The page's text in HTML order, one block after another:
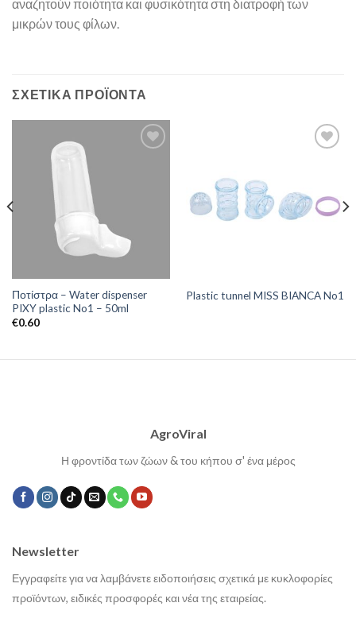
αναζητούν ποιότητα και φυσικότητα στη διατροφή των
μικρών τους φίλων.
ΣΧΕΤΙΚΆ ΠΡΟΪΌΝΤΑ
Ποτίστρα – Water dispenser
PIXY plastic No1 – 50ml
€0.60
Plastic tunnel MISS BIANCA No1
AgroViral
Η φροντίδα των ζώων & του κήπου σ' ένα μέρος
Newsletter
Εγγραφείτε για να λαμβάνετε ειδοποιήσεις σχετικά με κυκλοφορίες
προϊόντων, ειδικές προσφορές και νέα της εταιρείας.